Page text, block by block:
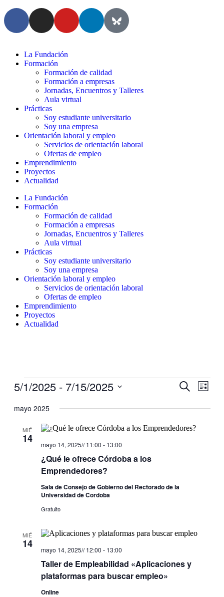
La Fundación
Formación
Formación de calidad
Formación a empresas
Jornadas, Encuentros y Talleres
Aula virtual
Prácticas
Soy estudiante universitario
Soy una empresa
Orientación laboral y empleo
Servicios de orientación laboral
Ofertas de empleo
Emprendimiento
Proyectos
Actualidad
La Fundación
Formación
Formación de calidad
Formación a empresas
Jornadas, Encuentros y Talleres
Aula virtual
Prácticas
Soy estudiante universitario
Soy una empresa
Orientación laboral y empleo
Servicios de orientación laboral
Ofertas de empleo
Emprendimiento
Proyectos
Actualidad
búsqueda
y
Buscar
vistas
Lista
5/1/2025 - 7/15/2025
la
mayo 2025
MIÉ
14
¿Qué le ofrece Córdoba a los
Emprendedores?
mayo 14, 2025// 11:00 - 13:00
Sala de Consejo de Gobierno del Rectorado de la
Universidad de Cordoba
Gratuito
MIÉ
14
Taller de Empleabilidad «Aplicaciones y
plataformas para buscar empleo»
mayo 14, 2025// 12:00 - 13:00
Online